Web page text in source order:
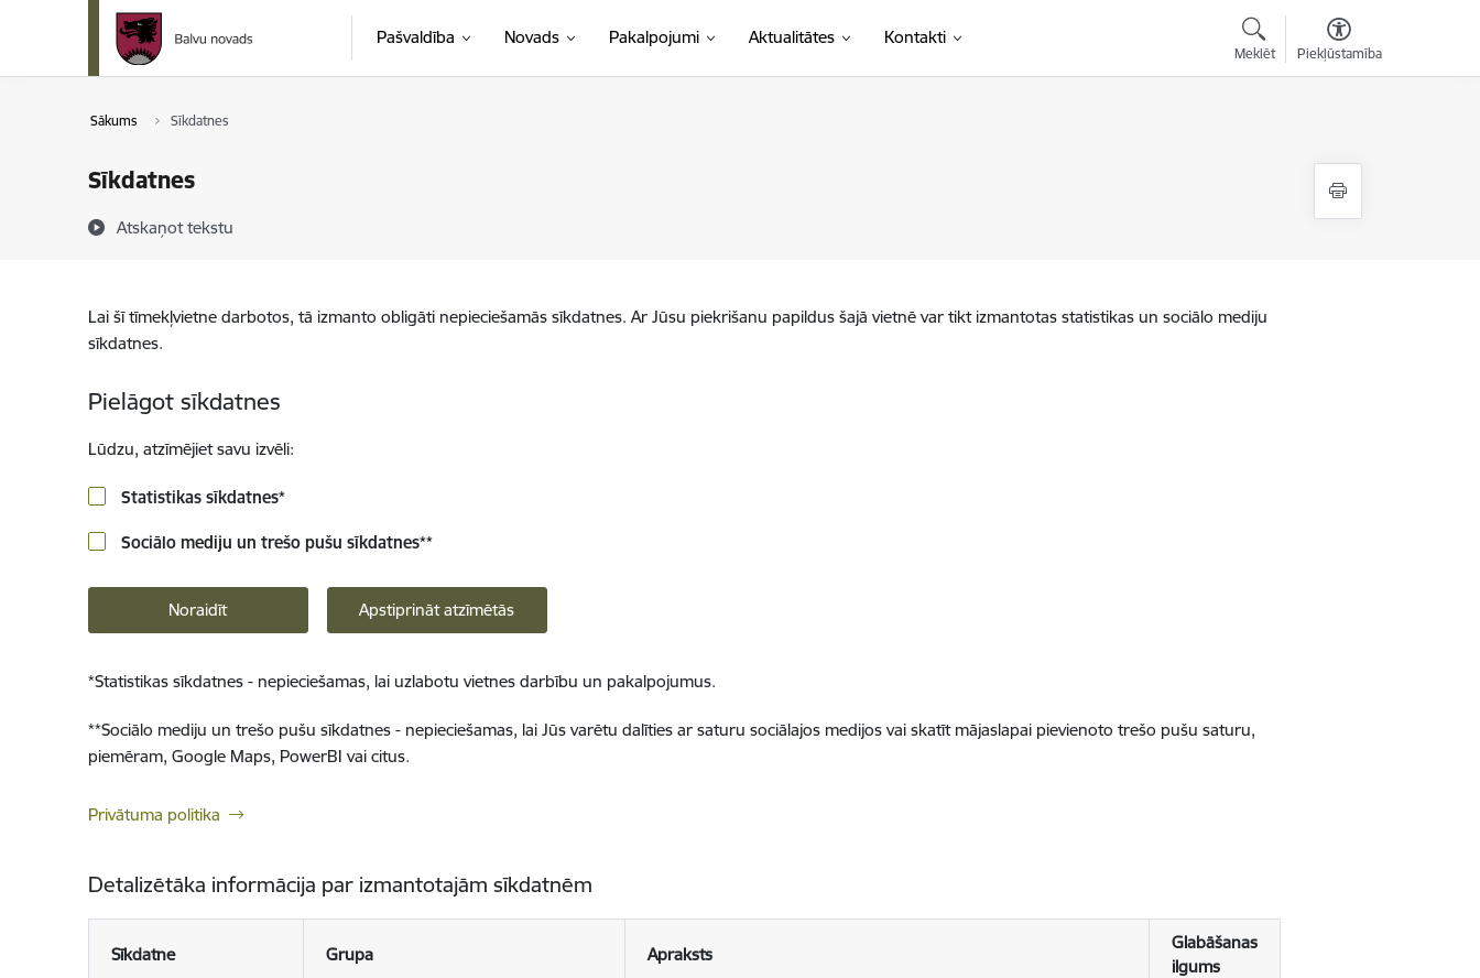
Pāriet uz lapas saturu
Pašvaldība Novads Pakalpojumi Aktualitātes Kontakti
Meklēt Piekļūstamība
Sākums Sīkdatnes
Sīkdatnes
Atskaņot tekstu
Lai šī tīmekļvietne darbotos, tā izmanto obligāti nepieciešamās sīkdatnes. Ar Jūsu piekrišanu papildus šajā vietnē var tikt izmantotas statistikas un sociālo mediju
sīkdatnes.
Pielāgot sīkdatnes
Lūdzu, atzīmējiet savu izvēli:
Statistikas sīkdatnes*
Sociālo mediju un trešo pušu sīkdatnes**
Noraidīt Apstiprināt atzīmētās
*Statistikas sīkdatnes - nepieciešamas, lai uzlabotu vietnes darbību un pakalpojumus.
**Sociālo mediju un trešo pušu sīkdatnes - nepieciešamas, lai Jūs varētu dalīties ar saturu sociālajos medijos vai skatīt mājaslapai pievienoto trešo pušu saturu,
piemēram, Google Maps, PowerBI vai citus.
Privātuma politika
Detalizētāka informācija par izmantotajām sīkdatnēm
Sīkdatne Grupa Apraksts
Glabāšanas
ilgums